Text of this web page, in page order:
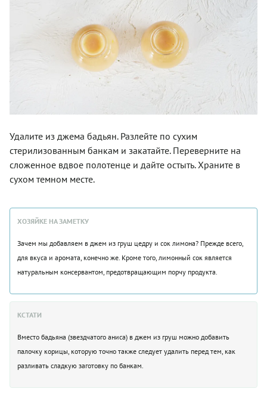
Удалите из джема бадьян. Разлейте по сухим
стерилизованным банкам и закатайте. Переверните на
сложенное вдвое полотенце и дайте остыть. Храните в
сухом темном месте.
ХОЗЯЙКЕ НА ЗАМЕТКУ
Зачем мы добавляем в джем из груш цедру и сок лимона? Прежде всего,
для вкуса и аромата, конечно же. Кроме того, лимонный сок является
натуральным консервантом, предотвращающим порчу продукта.
КСТАТИ
Вместо бадьяна (звездчатого аниса) в джем из груш можно добавить
палочку корицы, которую точно также следует удалить перед тем, как
разливать сладкую заготовку по банкам.